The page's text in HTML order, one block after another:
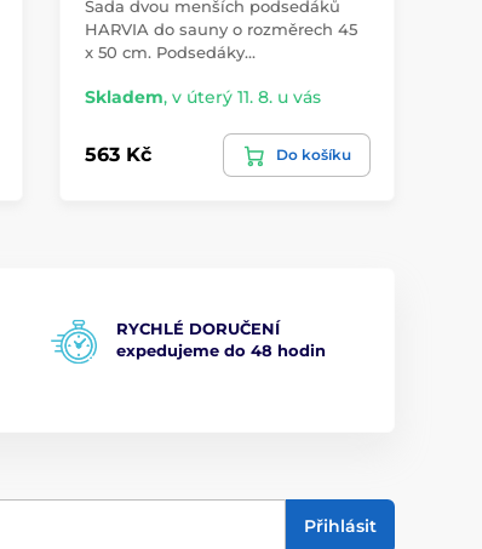
Sada dvou menších podsedáků
HARVIA do sauny o rozměrech 45
x 50 cm. Podsedáky…
Skladem, v úterý 11. 8. u vás
563 Kč Do košíku
RYCHLÉ DORUČENÍ
expedujeme do 48 hodin
Přihlásit